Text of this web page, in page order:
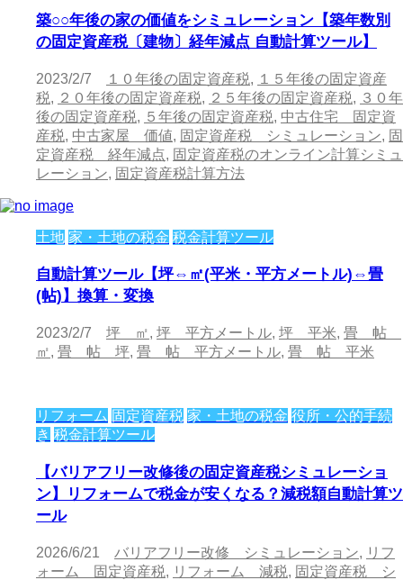
築○○年後の家の価値をシミュレーション【築年数別
の固定資産税〔建物〕経年減点 自動計算ツール】
2023/2/7 １０年後の固定資産税, １５年後の固定資産
税, ２０年後の固定資産税, ２５年後の固定資産税, ３０年
後の固定資産税, ５年後の固定資産税, 中古住宅 固定資
産税, 中古家屋 価値, 固定資産税 シミュレーション, 固
定資産税 経年減点, 固定資産税のオンライン計算シミュ
レーション, 固定資産税計算方法
土地 家・土地の税金 税金計算ツール
自動計算ツール【坪⇔㎡(平米・平方メートル)⇔畳
(帖)】換算・変換
2023/2/7 坪 ㎡, 坪 平方メートル, 坪 平米, 畳 帖
㎡, 畳 帖 坪, 畳 帖 平方メートル, 畳 帖 平米
リフォーム 固定資産税 家・土地の税金 役所・公的手続
き 税金計算ツール
【バリアフリー改修後の固定資産税シミュレーショ
ン】リフォームで税金が安くなる？減税額自動計算ツ
ール
2026/6/21 バリアフリー改修 シミュレーション, リフ
ォーム 固定資産税, リフォーム 減税, 固定資産税 シ